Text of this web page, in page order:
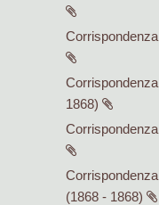
Corrispondenza
Corrispondenza
1868)
Corrispondenza
Corrispondenza
(1868 - 1868)